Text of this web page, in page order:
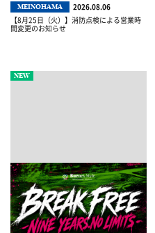
MEINOHAMA
2026.08.06
【8月25日（火）】消防点検による営業時
間変更のお知らせ
NEW